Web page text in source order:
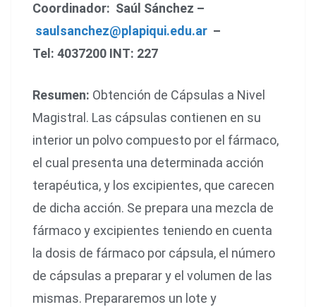
Coordinador: Saúl Sánchez –
saulsanchez@plapiqui.edu.ar –
Tel: 4037200 INT: 227
Resumen: Obtención de Cápsulas a Nivel
Magistral. Las cápsulas contienen en su
interior un polvo compuesto por el fármaco,
el cual presenta una determinada acción
terapéutica, y los excipientes, que carecen
de dicha acción. Se prepara una mezcla de
fármaco y excipientes teniendo en cuenta
la dosis de fármaco por cápsula, el número
de cápsulas a preparar y el volumen de las
mismas. Prepararemos un lote y